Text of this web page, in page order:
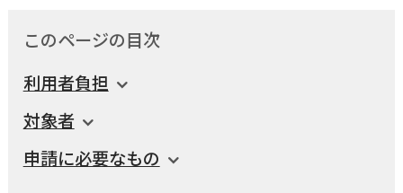
入学／転入学
障がいのある方
国民健康保険
各種申請書
横瀬のふるさと納税
横瀬町の観光
施設・文化
横瀬町のこと
このページの目次
利用者負担
対象者
申請に必要なもの